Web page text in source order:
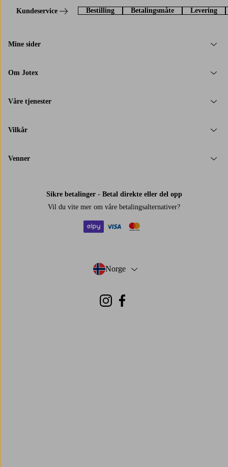
Kundeservice Bestilling Betalingsmåte Levering
Mine sider
Om Jotex
Våre tjenester
Vilkår
Venner
Sikre betalinger - Betal direkte eller del opp
Vil du vite mer om våre betalingsalternativer?
Norge
- Velg land